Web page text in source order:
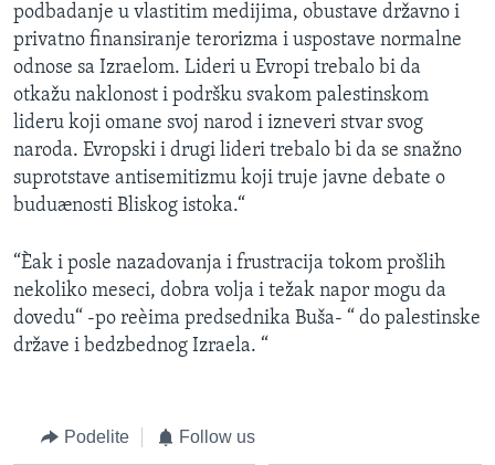
podbadanje u vlastitim medijima, obustave državno i
privatno finansiranje terorizma i uspostave normalne
odnose sa Izraelom. Lideri u Evropi trebalo bi da
otkažu naklonost i podršku svakom palestinskom
lideru koji omane svoj narod i izneveri stvar svog
naroda. Evropski i drugi lideri trebalo bi da se snažno
suprotstave antisemitizmu koji truje javne debate o
buduænosti Bliskog istoka.“
“Èak i posle nazadovanja i frustracija tokom prošlih
nekoliko meseci, dobra volja i težak napor mogu da
dovedu“ -po reèima predsednika Buša- “ do palestinske
države i bedzbednog Izraela. “
Podelite Follow us